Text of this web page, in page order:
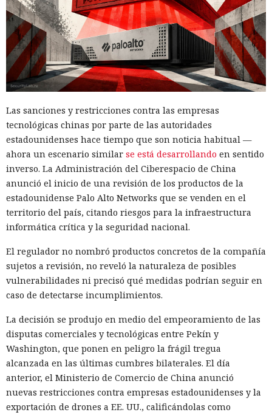
Las sanciones y restricciones contra las empresas
tecnológicas chinas por parte de las autoridades
estadounidenses hace tiempo que son noticia habitual —
ahora un escenario similar se está desarrollando en sentido
inverso. La Administración del Ciberespacio de China
anunció el inicio de una revisión de los productos de la
estadounidense Palo Alto Networks que se venden en el
territorio del país, citando riesgos para la infraestructura
informática crítica y la seguridad nacional.
El regulador no nombró productos concretos de la compañía
sujetos a revisión, no reveló la naturaleza de posibles
vulnerabilidades ni precisó qué medidas podrían seguir en
caso de detectarse incumplimientos.
La decisión se produjo en medio del empeoramiento de las
disputas comerciales y tecnológicas entre Pekín y
Washington, que ponen en peligro la frágil tregua
alcanzada en las últimas cumbres bilaterales. El día
anterior, el Ministerio de Comercio de China anunció
nuevas restricciones contra empresas estadounidenses y la
exportación de drones a EE. UU., calificándolas como